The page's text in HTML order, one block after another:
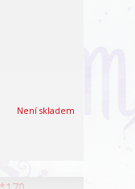
Není skladem